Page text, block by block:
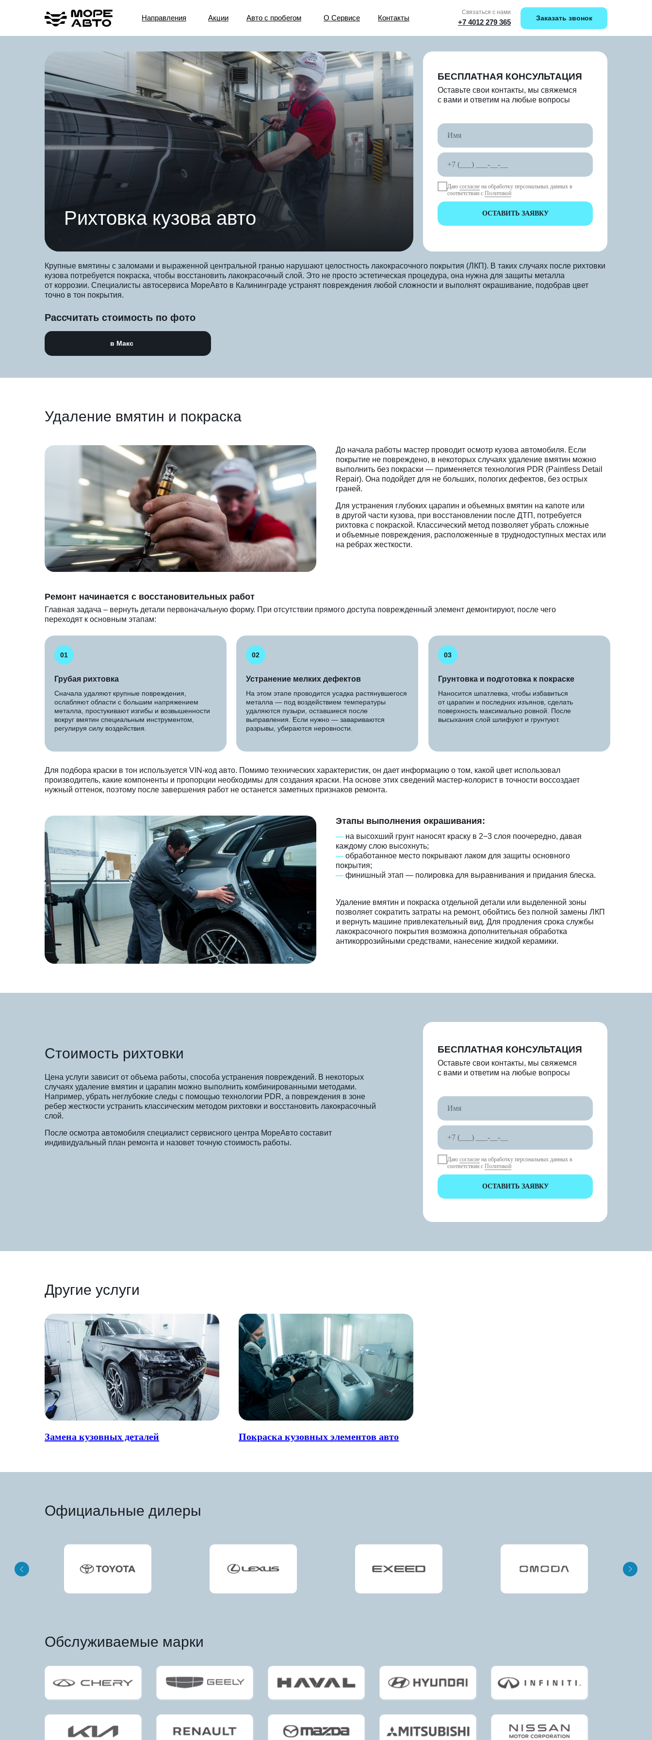
Контакты
О Сервисе
Авто с пробегом
Акции
Направления
+7 4012 279 365
Связаться с нами
Заказать звонок
Рихтовка кузова авто
Крупные вмятины с заломами и выраженной центральной гранью нарушают целостность лакокрасочного покрытия (ЛКП). В таких случаях после рихтовки
кузова потребуется покраска, чтобы восстановить лакокрасочный слой. Это не просто эстетическая процедура, она нужна для защиты металла
от коррозии. Специалисты автосервиса МореАвто в Калининграде устранят повреждения любой сложности и выполнят окрашивание, подобрав цвет
точно в тон покрытия.
Оставьте свои контакты, мы свяжемся
с вами и ответим на любые вопросы
БЕСПЛАТНАЯ КОНСУЛЬТАЦИЯ
Даю согласие на обработку персональных данных в
соответствии с Политикой
ОСТАВИТЬ ЗАЯВКУ
Рассчитать стоимость по фото
в Макс
Главная задача – вернуть детали первоначальную форму. При отсутствии прямого доступа поврежденный элемент демонтируют, после чего
переходят к основным этапам:
Ремонт начинается с восстановительных работ
Удаление вмятин и покраска
До начала работы мастер проводит осмотр кузова автомобиля. Если
покрытие не повреждено, в некоторых случаях удаление вмятин можно
выполнить без покраски — применяется технология PDR (Paintless Detail
Repair). Она подойдет для не больших, пологих дефектов, без острых
граней.
Для устранения глубоких царапин и объемных вмятин на капоте или
в другой части кузова, при восстановлении после ДТП, потребуется
рихтовка с покраской. Классический метод позволяет убрать сложные
и объемные повреждения, расположенные в труднодоступных местах или
на ребрах жесткости.
Для подбора краски в тон используется VIN-код авто. Помимо технических характеристик, он дает информацию о том, какой цвет использовал
производитель, какие компоненты и пропорции необходимы для создания краски. На основе этих сведений мастер-колорист в точности воссоздает
нужный оттенок, поэтому после завершения работ не останется заметных признаков ремонта.
— на высохший грунт наносят краску в 2−3 слоя поочередно, давая
каждому слою высохнуть;
— обработанное место покрывают лаком для защиты основного
покрытия;
— финишный этап — полировка для выравнивания и придания блеска.
Удаление вмятин и покраска отдельной детали или выделенной зоны
позволяет сократить затраты на ремонт, обойтись без полной замены ЛКП
и вернуть машине привлекательный вид. Для продления срока службы
лакокрасочного покрытия возможна дополнительная обработка
антикоррозийными средствами, нанесение жидкой керамики.
Этапы выполнения окрашивания:
02
Грунтовка и подготовка к покраске
Наносится шпатлевка, чтобы избавиться
от царапин и последних изъянов, сделать
поверхность максимально ровной. После
высыхания слой шлифуют и грунтуют.
01
На этом этапе проводится усадка растянувшегося
металла — под воздействием температуры
удаляются пузыри, оставшиеся после
выправления. Если нужно — завариваются
разрывы, убираются неровности.
Устранение мелких дефектов
Грубая рихтовка
Сначала удаляют крупные повреждения,
ослабляют области с большим напряжением
металла, простукивают изгибы и возвышенности
вокруг вмятин специальным инструментом,
регулируя силу воздействия.
03
Цена услуги зависит от объема работы, способа устранения повреждений. В некоторых
случаях удаление вмятин и царапин можно выполнить комбинированными методами.
Например, убрать неглубокие следы с помощью технологии PDR, а повреждения в зоне
ребер жесткости устранить классическим методом рихтовки и восстановить лакокрасочный
слой.
После осмотра автомобиля специалист сервисного центра МореАвто составит
индивидуальный план ремонта и назовет точную стоимость работы.
Стоимость рихтовки
Оставьте свои контакты, мы свяжемся
с вами и ответим на любые вопросы
БЕСПЛАТНАЯ КОНСУЛЬТАЦИЯ
Даю согласие на обработку персональных данных в
соответствии с Политикой
ОСТАВИТЬ ЗАЯВКУ
Другие услуги
Замена кузовных деталей Покраска кузовных элементов авто
Официальные дилеры
Обслуживаемые марки
и другие